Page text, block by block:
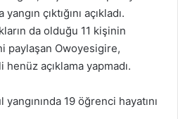
çıktığını açıkladı.
da olduğu 11 kişinin
paylaşan Owoyesigire,
açıklama yapmadı.
yangınında 19 öğrenci hayatını